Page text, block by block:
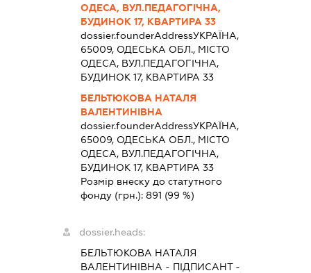
ОДЕСА, ВУЛ.ПЕДАГОГІЧНА,
БУДИНОК 17, КВАРТИРА 33
dossier.founderAddressУКРАЇНА,
65009, ОДЕСЬКА ОБЛ., МІСТО
ОДЕСА, ВУЛ.ПЕДАГОГІЧНА,
БУДИНОК 17, КВАРТИРА 33
БЕЛЬТЮКОВА НАТАЛЯ
ВАЛЕНТИНІВНА
dossier.founderAddressУКРАЇНА,
65009, ОДЕСЬКА ОБЛ., МІСТО
ОДЕСА, ВУЛ.ПЕДАГОГІЧНА,
БУДИНОК 17, КВАРТИРА 33
Розмір внеску до статутного
фонду (грн.): 891 (99 %)
dossier.heads:
БЕЛЬТЮКОВА НАТАЛЯ
ВАЛЕНТИНІВНА - ПІДПИСАНТ-